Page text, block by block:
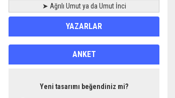
➤ Ağrılı Umut ya da Umut İnci
YAZARLAR
ANKET
Yeni tasarımı beğendiniz mi?